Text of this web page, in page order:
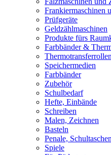
Frankiermaschinen
Prüfgeräte
Geldzählmaschinen
Produkte fürs
Farbbänder &
Thermotransferrollen
Speichermedien
Farbbänder
Zubehör
Schulbedarf
Hefte, Einbände
Schreiben
Malen, Zeichnen
Basteln
Penale,
Spiele